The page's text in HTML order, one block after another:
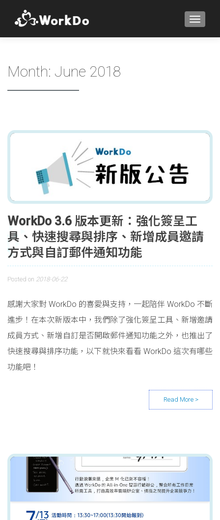
Month: June 2018
WorkDo 3.6 版本更新：強化簽呈工
具、快速搜尋與排序、新增成員邀請
方式與自訂郵件通知功能
Posted on 2018-06-22
感謝大家對 WorkDo 的喜愛與支持，一起陪伴 WorkDo 不斷
進步！在本次新版本中，我們除了強化簽呈工具、新增邀請
成員方式、新增自訂是否開啟郵件通知功能之外，也推出了
快速搜尋與排序功能，以下就快來看看 WorkDo 這次有哪些
功能吧！